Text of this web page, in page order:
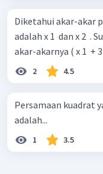
Diketahui akar-akar
adalah x 1 ​ dan x 2 ​ .
akar-akarnya ( x 1 ​ + 3
2 4.5
Persamaan kuadrat
adalah...
1 3.5